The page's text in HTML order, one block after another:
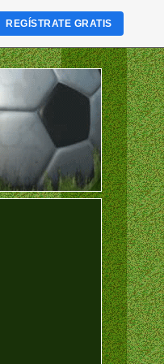
REGÍSTRATE GRATIS